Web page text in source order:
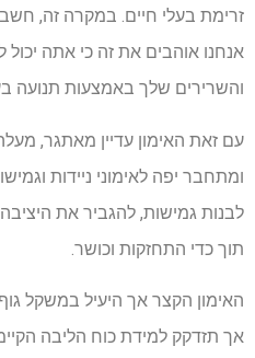
זרימת בעלי חיים. במקרה זה,
אנחנו אוהבים את זה כי אתה
והשרירים שלך באמצעות תנועה
עם זאת האימון עדיין מאתגר,
ומתחבר יפה לאימוני ניידות
לבנות גמישות, להגביר את
תוך כדי התחזקות וכושר.
האימון הקצר אך היעיל במשקל
אך תזדקק למידת כוח הליבה